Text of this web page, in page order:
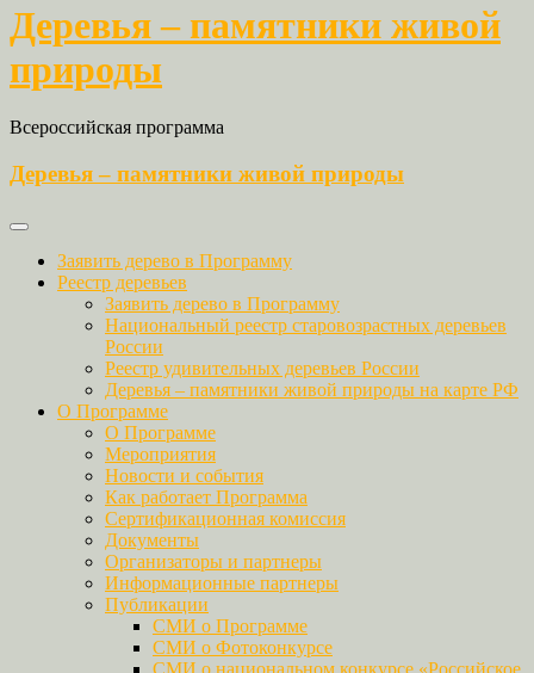
Деревья – памятники живой
природы
Всероссийская программа
Деревья – памятники живой природы
Заявить дерево в Программу
Реестр деревьев
Заявить дерево в Программу
Национальный реестр старовозрастных деревьев
России
Реестр удивительных деревьев России
Деревья – памятники живой природы на карте РФ
О Программе
О Программе
Мероприятия
Новости и события
Как работает Программа
Сертификационная комиссия
Документы
Организаторы и партнеры
Информационные партнеры
Публикации
СМИ о Программе
СМИ о Фотоконкурсе
СМИ о национальном конкурсе «Российское